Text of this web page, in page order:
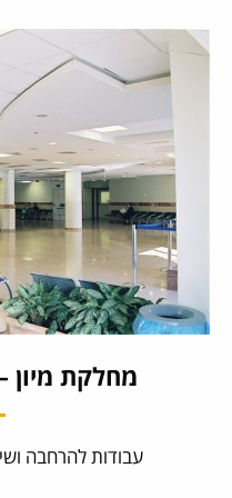
מחלקת מיון
עבודות להרחבה